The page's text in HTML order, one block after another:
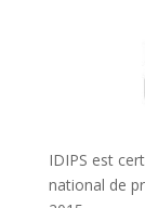
IDIPS est
national de